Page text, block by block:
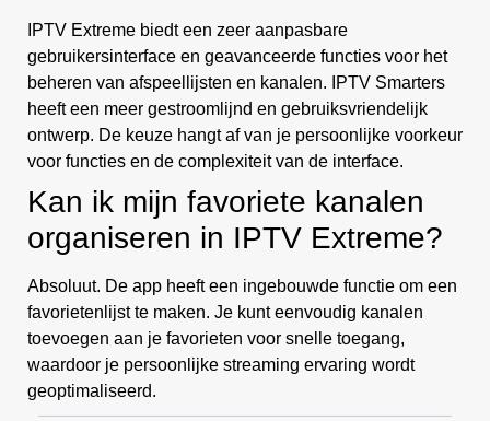
IPTV Extreme biedt een zeer aanpasbare
gebruikersinterface en geavanceerde functies voor het
beheren van afspeellijsten en kanalen. IPTV Smarters
heeft een meer gestroomlijnd en gebruiksvriendelijk
ontwerp. De keuze hangt af van je persoonlijke voorkeur
voor functies en de complexiteit van de interface.
Kan ik mijn favoriete kanalen
organiseren in IPTV Extreme?
Absoluut. De app heeft een ingebouwde functie om een
favorietenlijst te maken. Je kunt eenvoudig kanalen
toevoegen aan je favorieten voor snelle toegang,
waardoor je persoonlijke streaming ervaring wordt
geoptimaliseerd.